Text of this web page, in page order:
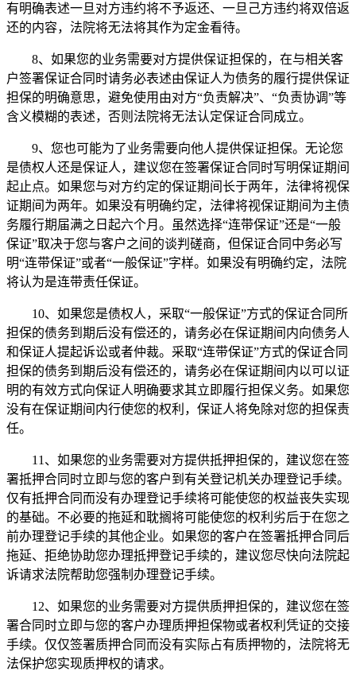
有明确表述一旦对方违约将不予返还、一旦己方违约将双倍返
还的内容，法院将无法将其作为定金看待。
8、如果您的业务需要对方提供保证担保的，在与相关客
户签署保证合同时请务必表述由保证人为债务的履行提供保证
担保的明确意思，避免使用由对方“负责解决”、“负责协调”等
含义模糊的表述，否则法院将无法认定保证合同成立。
9、您也可能为了业务需要向他人提供保证担保。无论您
是债权人还是保证人，建议您在签署保证合同时写明保证期间
起止点。如果您与对方约定的保证期间长于两年，法律将视保
证期间为两年。如果没有明确约定，法律将视保证期间为主债
务履行期届满之日起六个月。虽然选择“连带保证”还是“一般
保证”取决于您与客户之间的谈判磋商，但保证合同中务必写
明“连带保证”或者“一般保证”字样。如果没有明确约定，法院
将认为是连带责任保证。
10、如果您是债权人，采取“一般保证”方式的保证合同所
担保的债务到期后没有偿还的，请务必在保证期间内向债务人
和保证人提起诉讼或者仲裁。采取“连带保证”方式的保证合同
担保的债务到期后没有偿还的，请务必在保证期间内以可以证
明的有效方式向保证人明确要求其立即履行担保义务。如果您
没有在保证期间内行使您的权利，保证人将免除对您的担保责
任。
11、如果您的业务需要对方提供抵押担保的，建议您在签
署抵押合同时立即与您的客户到有关登记机关办理登记手续。
仅有抵押合同而没有办理登记手续将可能使您的权益丧失实现
的基础。不必要的拖延和耽搁将可能使您的权利劣后于在您之
前办理登记手续的其他企业。如果您的客户在签署抵押合同后
拖延、拒绝协助您办理抵押登记手续的，建议您尽快向法院起
诉请求法院帮助您强制办理登记手续。
12、如果您的业务需要对方提供质押担保的，建议您在签
署合同时立即与您的客户办理质押担保物或者权利凭证的交接
手续。仅仅签署质押合同而没有实际占有质押物的，法院将无
法保护您实现质押权的请求。